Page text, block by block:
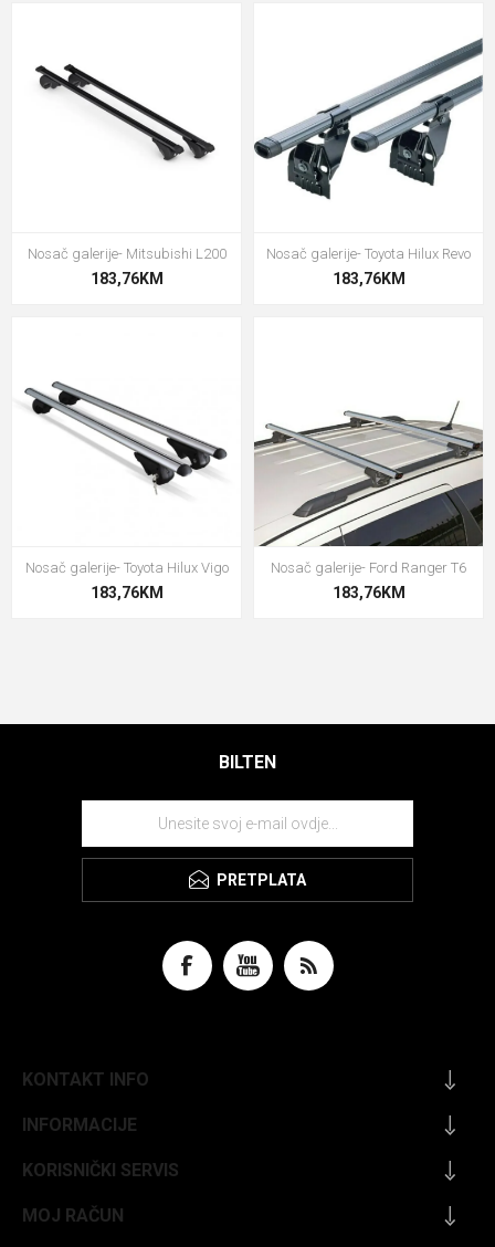
Nosač galerije- Mitsubishi L200
183,76KM
Nosač galerije- Toyota Hilux Revo
183,76KM
Nosač galerije- Toyota Hilux Vigo
183,76KM
Nosač galerije- Ford Ranger T6
183,76KM
BILTEN
PRETPLATA
KONTAKT INFO
INFORMACIJE
KORISNIČKI SERVIS
MOJ RAČUN